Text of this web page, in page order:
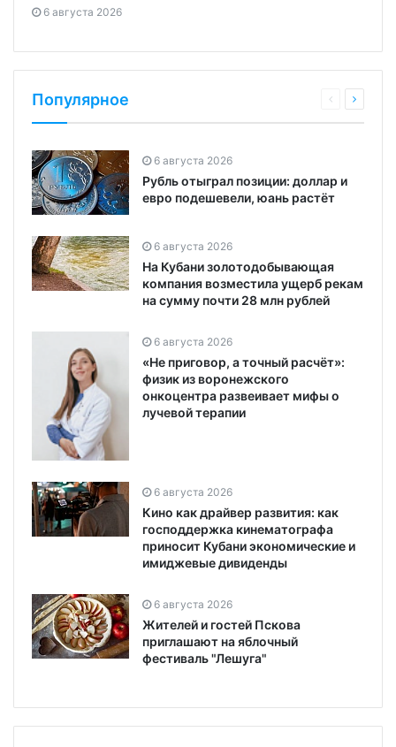
6 августа 2026
Популярное
6 августа 2026
Рубль отыграл позиции: доллар и
евро подешевели, юань растёт
6 августа 2026
На Кубани золотодобывающая
компания возместила ущерб рекам
на сумму почти 28 млн рублей
6 августа 2026
«Не приговор, а точный расчёт»:
физик из воронежского
онкоцентра развеивает мифы о
лучевой терапии
6 августа 2026
Кино как драйвер развития: как
господдержка кинематографа
приносит Кубани экономические и
имиджевые дивиденды
6 августа 2026
Жителей и гостей Пскова
приглашают на яблочный
фестиваль "Лешуга"